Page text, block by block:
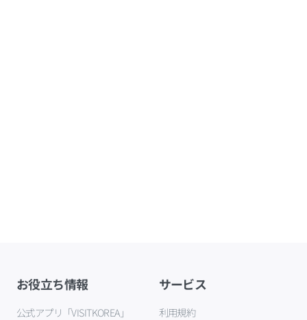
お役立ち情報
公式アプリ「VISITKOREA」
サービス
利用規約